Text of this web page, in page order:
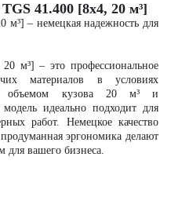
41.400 [8x4, 20 м³]
м³] – немецкая надежность для
м³] – это профессиональное
материалов в условиях
С объемом кузова 20 м³ и
идеально подходит для
работ. Немецкое качество
эргономика делают
для вашего бизнеса.